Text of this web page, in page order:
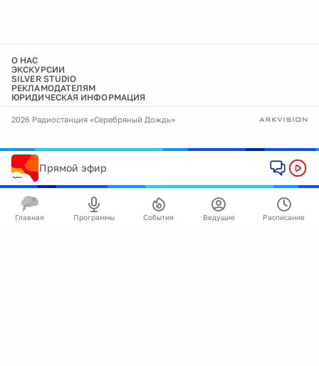
О НАС
ЭКСКУРСИИ
SILVER STUDIO
РЕКЛАМОДАТЕЛЯМ
ЮРИДИЧЕСКАЯ ИНФОРМАЦИЯ
2026 Радиостанция «Серебряный Дождь»
Прямой эфир
Главная Программы События Ведущие Расписание